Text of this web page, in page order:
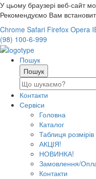
У цьому браузері веб-сайт
Рекомендуємо Вам
Chrome Safari Firefox Opera
(98) 100-6-999
Пошук
Контакти
Сервіси
Головна
Каталог
Таблиця розмірів
АКЦІЯ!
НОВИНКА!
Замовлення/
Контакти